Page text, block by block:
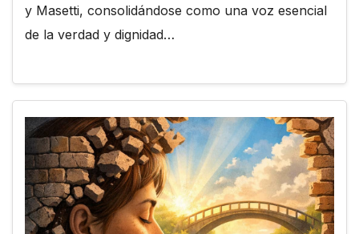
y Masetti, consolidándose como una voz esencial
de la verdad y dignidad…